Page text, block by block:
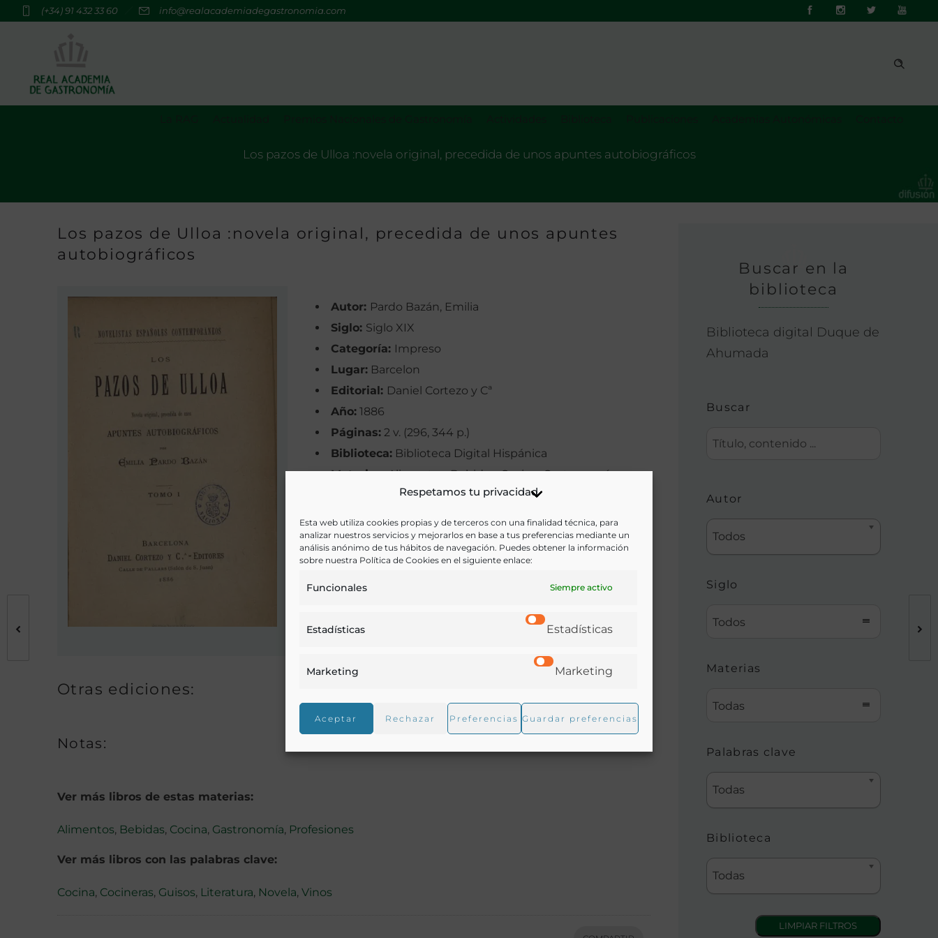
Respetamos tu privacidad
Esta web utiliza cookies propias y de terceros con una finalidad técnica, para
analizar nuestros servicios y mejorarlos en base a tus preferencias mediante un
análisis anónimo de tus hábitos de navegación. Puedes obtener la información
sobre nuestra Política de Cookies en el siguiente enlace:
Funcionales Siempre activo
Estadísticas Estadísticas
Marketing Marketing
Aceptar Rechazar Preferencias Guardar preferencias
(+34) 91 432 33 60 info@realacademiadegastronomia.com
Los pazos de Ulloa :novela original, precedida de unos apuntes autobiográficos
Los pazos de Ulloa :novela original, precedida de unos apuntes
autobiográficos
Autor: Pardo Bazán, Emilia
Siglo: Siglo XIX
Categoría: Impreso
Lugar: Barcelon
Editorial: Daniel Cortezo y Cª
Año: 1886
Páginas: 2 v. (296, 344 p.)
Biblioteca: Biblioteca Digital Hispánica
Materias:Alimentos, Bebidas, Cocina, Gastronomía,
Palabras clave:
Cocina, Cocineras, Guisos, Literatura,
Novela, Vinos
Idioma:Castellano
Otras ediciones:
Notas:
Ver más libros de estas materias:
Alimentos, Bebidas, Cocina, Gastronomía, Profesiones
Ver más libros con las palabras clave:
Cocina, Cocineras, Guisos, Literatura, Novela, Vinos
Buscar en la
biblioteca
Biblioteca digital Duque de
Ahumada
Buscar
Autor
Todos
Siglo
Todos
Materias
Todas
Palabras clave
Todas
Biblioteca
Todas